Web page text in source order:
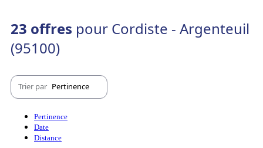
23 offres pour Cordiste - Argenteuil
(95100)
Trier par Pertinence
Pertinence
Date
Distance